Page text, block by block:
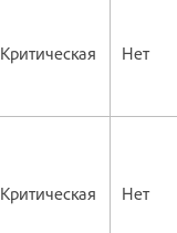
Критическая Нет
Критическая Нет